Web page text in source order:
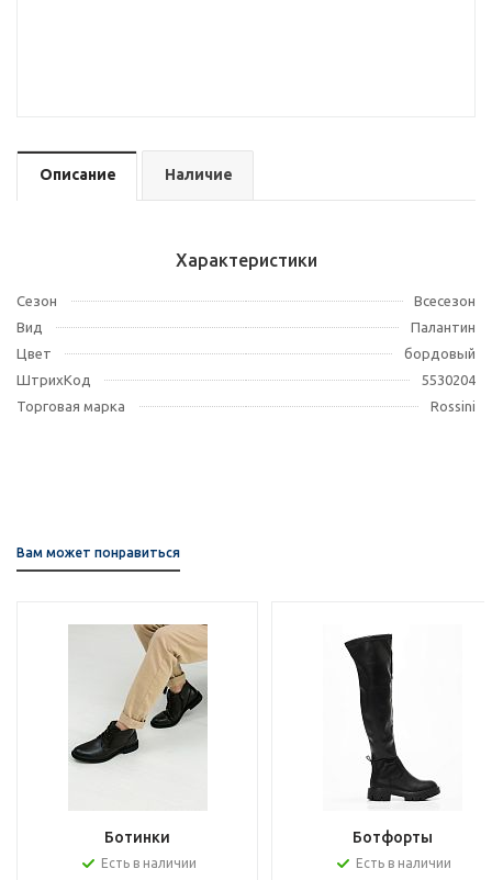
Описание Наличие
Характеристики
Сезон
Всесезон
Вид
Палантин
Цвет
бордовый
ШтрихКод
5530204
Торговая марка
Rossini
Вам может понравиться
Ботинки
Есть в наличии
Ботфорты
Есть в наличии